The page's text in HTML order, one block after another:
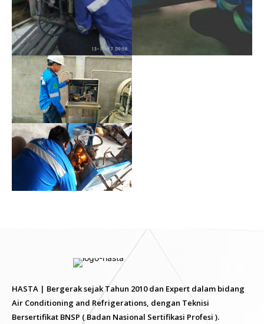
HASTA | Bergerak sejak Tahun 2010 dan Expert dalam bidang
Air Conditioning and Refrigerations, dengan Teknisi
Bersertifikat BNSP ( Badan Nasional Sertifikasi Profesi ).